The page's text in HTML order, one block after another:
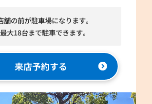
舗の前が駐車場になります。
最大18台まで駐車できます。
来店予約する